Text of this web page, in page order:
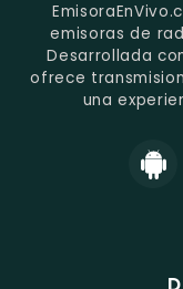
emisoras de
Desarrollada
ofrece
una